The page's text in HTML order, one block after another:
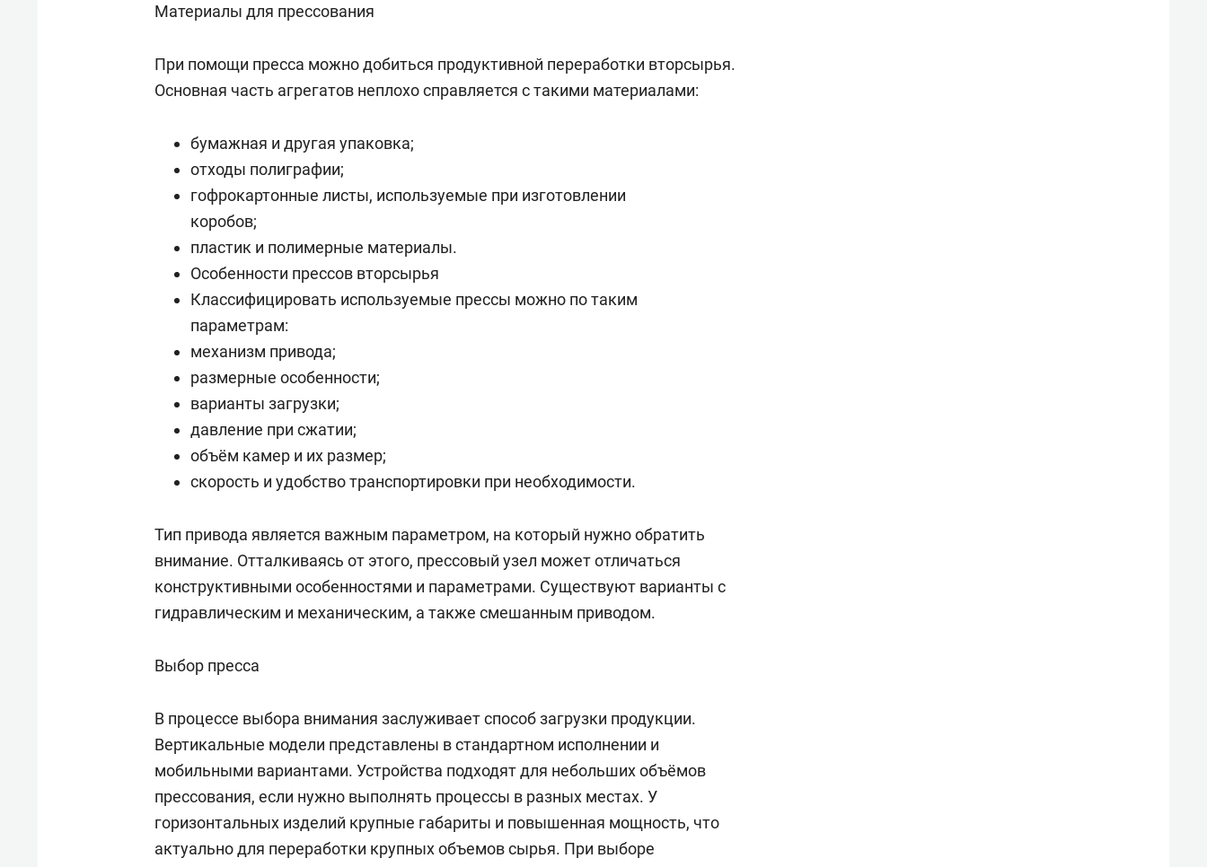
Материалы для прессования
При помощи пресса можно добиться продуктивной переработки вторсырья.
Основная часть агрегатов неплохо справляется с такими материалами:
бумажная и другая упаковка;
отходы полиграфии;
гофрокартонные листы, используемые при изготовлении
коробов;
пластик и полимерные материалы.
Особенности прессов вторсырья
Классифицировать используемые прессы можно по таким
параметрам:
механизм привода;
размерные особенности;
варианты загрузки;
давление при сжатии;
объём камер и их размер;
скорость и удобство транспортировки при необходимости.
Тип привода является важным параметром, на который нужно обратить
внимание. Отталкиваясь от этого, прессовый узел может отличаться
конструктивными особенностями и параметрами. Существуют варианты с
гидравлическим и механическим, а также смешанным приводом.
Выбор пресса
В процессе выбора внимания заслуживает способ загрузки продукции.
Вертикальные модели представлены в стандартном исполнении и
мобильными вариантами. Устройства подходят для небольших объёмов
прессования, если нужно выполнять процессы в разных местах. У
горизонтальных изделий крупные габариты и повышенная мощность, что
актуально для переработки крупных объемов сырья. При выборе